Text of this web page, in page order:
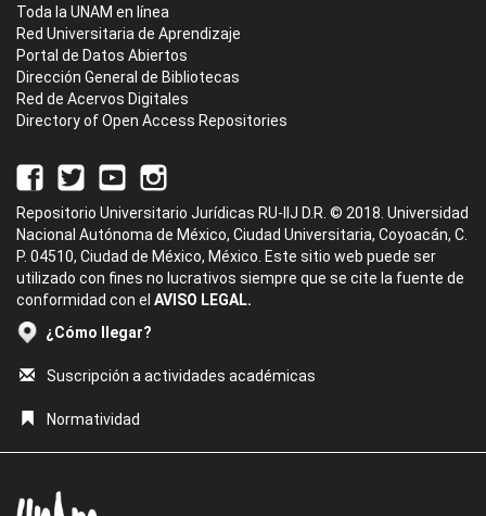
Toda la UNAM en línea
Red Universitaria de Aprendizaje
Portal de Datos Abiertos
Dirección General de Bibliotecas
Red de Acervos Digitales
Directory of Open Access Repositories
Repositorio Universitario Jurídicas RU-IIJ D.R. © 2018. Universidad
Nacional Autónoma de México, Ciudad Universitaria, Coyoacán, C.
P. 04510, Ciudad de México, México. Este sitio web puede ser
utilizado con fines no lucrativos siempre que se cite la fuente de
conformidad con el AVISO LEGAL.
¿Cómo llegar?
Suscripción a actividades académicas
Normatividad